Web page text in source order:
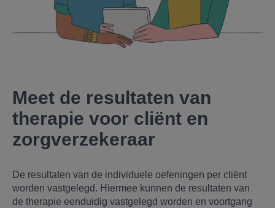
Meet de resultaten van
therapie voor cliënt en
zorgverzekeraar
De resultaten van de individuele oefeningen per cliënt
worden vastgelegd. Hiermee kunnen de resultaten van
de therapie eenduidig vastgelegd worden en voortgang